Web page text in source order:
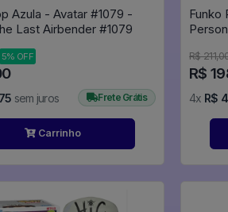
Azula - Avatar #1079 -
Avatar: The Last Airbender #1079
5% OFF
sem juros Frete Grátis
Carrinho
Funko
R$
R$
4x R$